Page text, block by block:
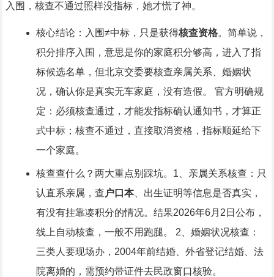
入围，核查不通过照样没指标，她才慌了神。
核心结论：入围≠中标，只是获得核查资格。简单说，
积分排序入围，意思是你的家庭积分够高，进入了指
标候选名单，但北京交委要核查亲属关系、婚姻状
况，确认你是真实无车家庭，没有造假。 官方明确规
定：必须核查通过，才能发指标确认通知书，才算正
式中标；核查不通过，直接取消资格，指标顺延给下
一个家庭。
核查查什么？两大重点别踩坑。1、亲属关系核查：只
认直系亲属，查 户口本、出生证明等信息是否真实，
有没有挂靠凑积分的情况。结果2026年6月2日公布，
线上自动核查，一般不用跑腿。 2、婚姻状况核查：
三类人要现场办，2004年前结婚、外省登记结婚、法
院离婚的，需预约带证件去民政窗口核验。